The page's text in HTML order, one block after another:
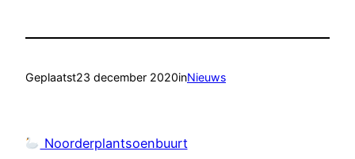
Geplaatst23 december 2020inNieuws
Noorderplantsoenbuurt